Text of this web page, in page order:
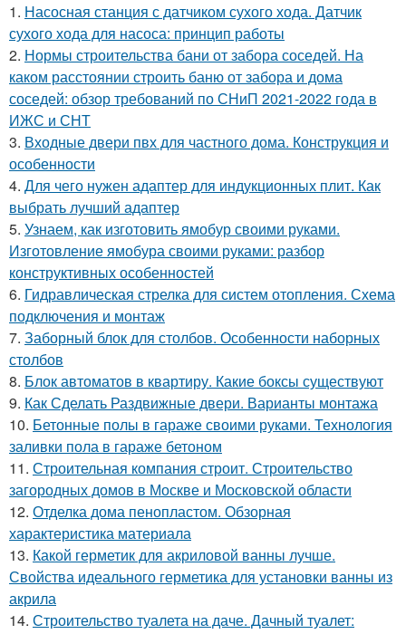
1. Насосная станция с датчиком сухого хода. Датчик
сухого хода для насоса: принцип работы
2. Нормы строительства бани от забора соседей. На
каком расстоянии строить баню от забора и дома
соседей: обзор требований по СНиП 2021-2022 года в
ИЖС и СНТ
3. Входные двери пвх для частного дома. Конструкция и
особенности
4. Для чего нужен адаптер для индукционных плит. Как
выбрать лучший адаптер
5. Узнаем, как изготовить ямобур своими руками.
Изготовление ямобура своими руками: разбор
конструктивных особенностей
6. Гидравлическая стрелка для систем отопления. Схема
подключения и монтаж
7. Заборный блок для столбов. Особенности наборных
столбов
8. Блок автоматов в квартиру. Какие боксы существуют
9. Как Сделать Раздвижные двери. Варианты монтажа
10. Бетонные полы в гараже своими руками. Технология
заливки пола в гараже бетоном
11. Строительная компания строит. Строительство
загородных домов в Москве и Московской области
12. Отделка дома пенопластом. Обзорная
характеристика материала
13. Какой герметик для акриловой ванны лучше.
Свойства идеального герметика для установки ванны из
акрила
14. Строительство туалета на даче. Дачный туалет: